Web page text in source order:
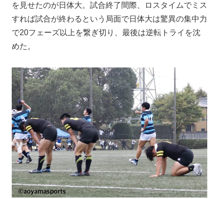
を見せたのが日体大。試合終了間際、ロスタイムでミス
すれば試合が終わるという局面で日体大は驚異の集中力
で20フェーズ以上を繋ぎ切り、最後は逆転トライを沈
めた。